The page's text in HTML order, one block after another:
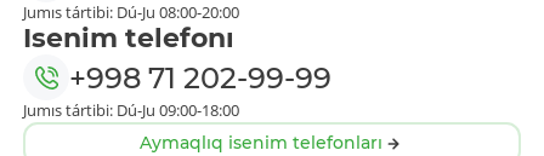
Jumıs tártibi: Dú-Ju 08:00-20:00
Isenim telefonı
+998 71 202-99-99
Jumıs tártibi: Dú-Ju 09:00-18:00
Aymaqlıq isenim telefonları